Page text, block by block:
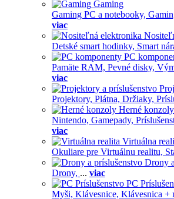
Gaming
Gaming PC a notebooky,
viac
Detské smart hodinky, Smart
PC
Pamäte RAM, Pevné disky,
viac
Projektory, Plátna, Držiaky,
Herné konzoly
Nintendo, Gamepady,
viac
Virtuálna
Okuliare pre Virtuálnu realitu,
Drony
Drony, ... viac
PC
Myši, Klávesnice, Klávesnica +